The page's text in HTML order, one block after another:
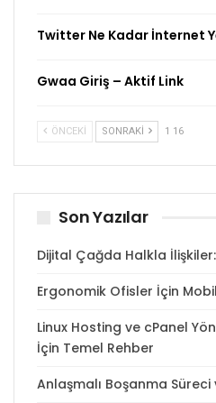
Twitter Ne Kadar İnternet
Gwaa Giriş – Aktif Link
ÖNCEKI SONRAKI 1 16
Son Yazılar
Dijital Çağda Halkla
Ergonomik Ofisler İçin
Linux Hosting ve cPanel
İçin Temel Rehber
Anlaşmalı Boşanma Süreci